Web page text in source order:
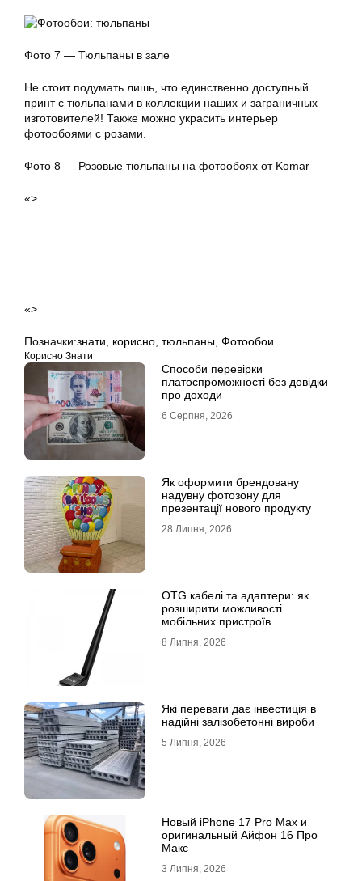
Фото 7 — Тюльпаны в зале
Не стоит подумать лишь, что единственно доступный
принт с тюльпанами в коллекции наших и заграничных
изготовителей! Также можно украсить интерьер
фотообоями с розами.
Фото 8 — Розовые тюльпаны на фотообоях от Komar
«>
«>
Позначки:знати корисно тюльпаны Фотообои
Корисно Знати
Способи перевірки
платоспроможності без довідки
про доходи
6 Серпня, 2026
Як оформити брендовану
надувну фотозону для
презентації нового продукту
28 Липня, 2026
OTG кабелі та адаптери: як
розширити можливості
мобільних пристроїв
8 Липня, 2026
Які переваги дає інвестиція в
надійні залізобетонні вироби
5 Липня, 2026
Новый iPhone 17 Pro Max и
оригинальный Айфон 16 Про
Макс
3 Липня, 2026